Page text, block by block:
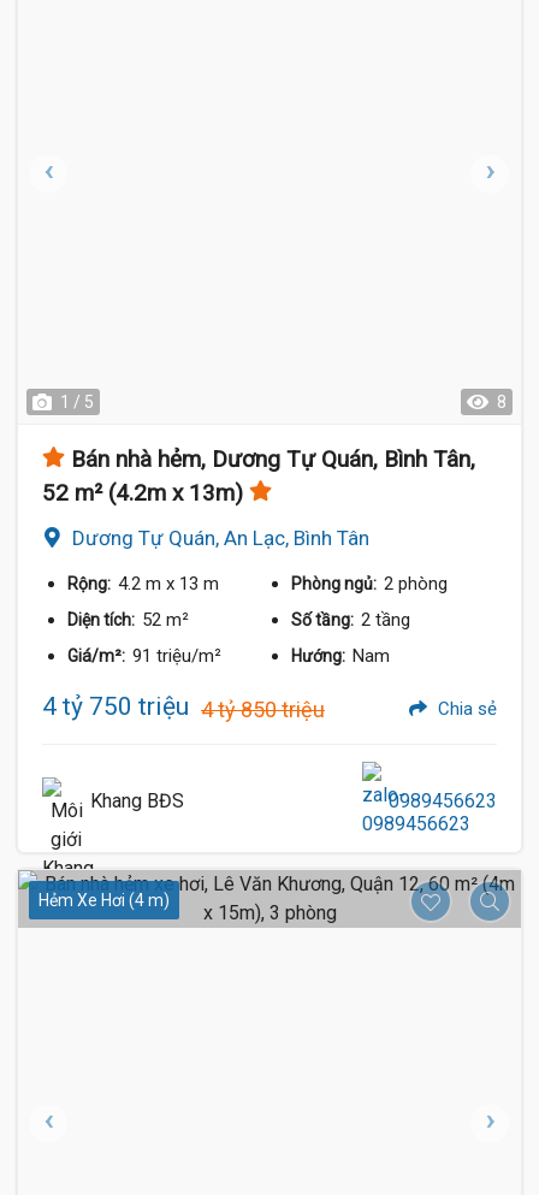
1 / 5 8
Bán nhà hẻm, Dương Tự Quán, Bình Tân,
52 m² (4.2m x 13m)
Dương Tự Quán, An Lạc, Bình Tân
Rộng: 4.2 m x 13 m Phòng ngủ: 2 phòng
Diện tích: 52 m² Số tầng: 2 tầng
Giá/m²: 91 triệu/m² Hướng: Nam
4 tỷ 750 triệu 4 tỷ 850 triệu Chia sẻ
Khang BĐS 0989456623
Hẻm Xe Hơi (4 m)